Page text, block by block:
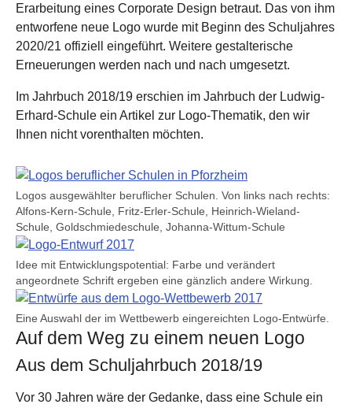
Erarbeitung eines Corporate Design betraut. Das von ihm
entworfene neue Logo wurde mit Beginn des Schuljahres
2020/21 offiziell eingeführt. Weitere gestalterische
Erneuerungen werden nach und nach umgesetzt.
Im Jahrbuch 2018/19 erschien im Jahrbuch der Ludwig-
Erhard-Schule ein Artikel zur Logo-Thematik, den wir
Ihnen nicht vorenthalten möchten.
Show larger version for:
Logos ausgewählter beruflicher Schulen. Von links nach rechts:
Alfons-Kern-Schule, Fritz-Erler-Schule, Heinrich-Wieland-
Schule, Goldschmiedeschule, Johanna-Wittum-Schule
Show larger version for:
Idee mit Entwicklungspotential: Farbe und verändert
angeordnete Schrift ergeben eine gänzlich andere Wirkung.
Show larger version for:
Eine Auswahl der im Wettbewerb eingereichten Logo-Entwürfe.
Auf dem Weg zu einem neuen Logo
Aus dem Schuljahrbuch 2018/19
Vor 30 Jahren wäre der Gedanke, dass eine Schule ein